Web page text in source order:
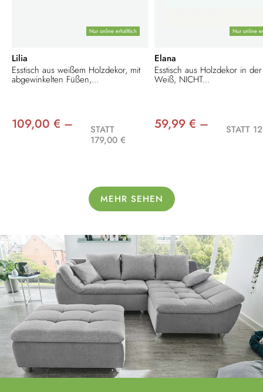
Nur online erhältlich
Lilia
Esstisch aus weißem Holzdekor, mit
abgewinkelten Füßen,...
109,00 € –
STATT
179,00 €
Nur online
Elana
Esstisch aus Holzdekor in
Weiß, NICHT...
59,99 € – STATT
MEHR SEHEN